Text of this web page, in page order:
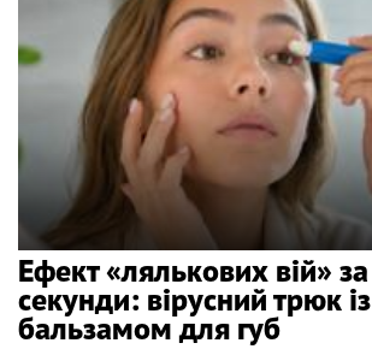
Ефект «лялькових вій» за
секунди: вірусний трюк із
бальзамом для губ